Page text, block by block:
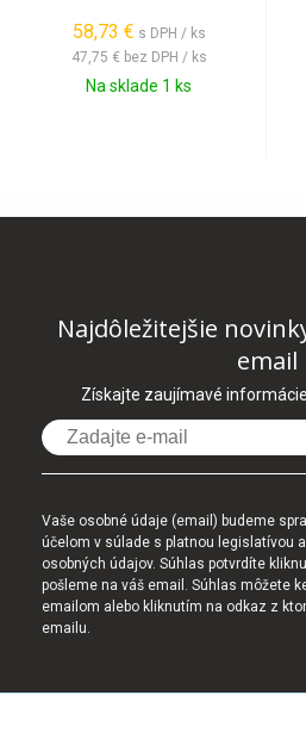
58,73 € s DPH / ks
47,75 € bez DPH / ks
Na sklade 1 ks
Najdôležitejšie
email
Získajte zaujímavé
Vaše osobné údaje (email) budeme
účelom v súlade s platnou legislatívou
osobných údajov. Súhlas potvrdíte
pošleme na váš email. Súhlas môžete
emailom alebo kliknutím na odkaz z
emailu.